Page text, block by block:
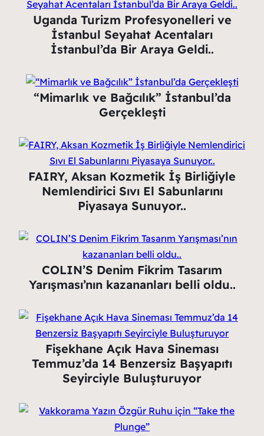
Uganda Turizm Profesyonelleri ve
İstanbul Seyahat Acentaları
İstanbul’da Bir Araya Geldi..
“Mimarlık ve Bağcılık” İstanbul’da
Gerçekleşti
FAIRY, Aksan Kozmetik İş Birliğiyle
Nemlendirici Sıvı El Sabunlarını
Piyasaya Sunuyor..
COLIN’S Denim Fikrim Tasarım
Yarışması’nın kazananları belli oldu..
Fişekhane Açık Hava Sineması
Temmuz’da 14 Benzersiz Başyapıtı
Seyirciyle Buluşturuyor